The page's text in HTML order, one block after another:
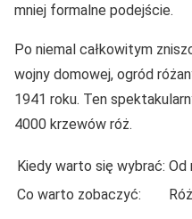
mniej formalne podejście.
Po niemal całkowitym
wojny domowej, ogród
1941 roku. Ten
4000 krzewów róż.
Kiedy warto się wybrać: Od
Co warto zobaczyć: